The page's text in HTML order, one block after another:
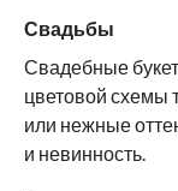
Свадьбы
Свадебные
цветовой схемы
или нежные
и невинность.